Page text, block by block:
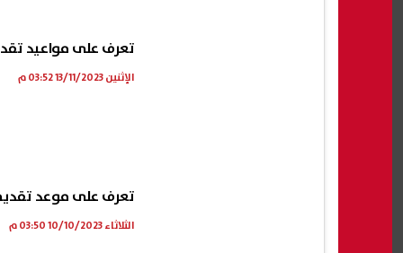
تعرف على مواعيد
الإثنين 13/11/2023 03:52 م
تعرف على موعد تقديم
الثلاثاء 10/10/2023 03:50 م